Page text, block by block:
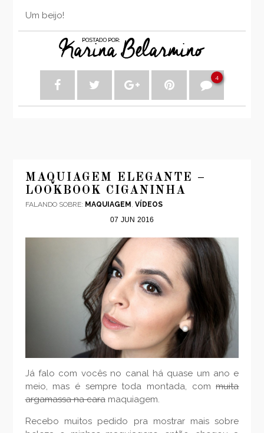
Um beijo!
4
MAQUIAGEM ELEGANTE –
LOOKBOOK CIGANINHA
FALANDO SOBRE: MAQUIAGEM , VÍDEOS
07 JUN 2016
Já falo com vocês no canal há quase um ano e
meio, mas é sempre toda montada, commuita
argamassa na caramaquiagem.
Recebo muitos pedido pra mostrar mais sobre